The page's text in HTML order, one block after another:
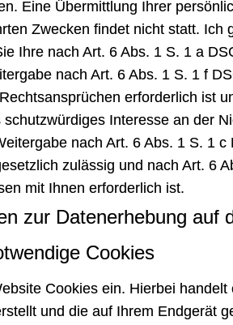
Eine Übermittlung Ihrer
Zwecken findet nicht statt. Ich
Ihre nach Art. 6 Abs. 1 S. 1 a
nach Art. 6 Abs. 1 S. 1 f
erforderlich ist
Interesse an der
nach Art. 6 Abs. 1 S. 1
zulässig und nach Art. 6
mit Ihnen erforderlich ist.
zur Datenerhebung auf
Cookies
Cookies ein. Hierbei
und die auf Ihrem Endgerät